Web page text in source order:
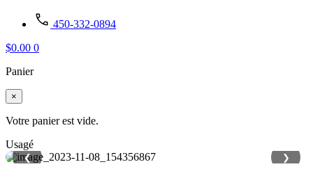
450-332-0894
$0.00 0
Panier
×
Votre panier est vide.
Usagé
❮ ❯